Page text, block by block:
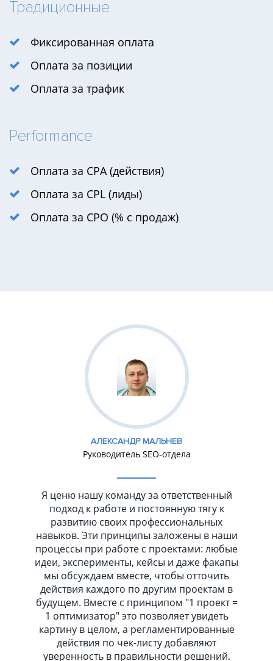
Традиционные
Фиксированная оплата
Оплата за позиции
Оплата за трафик
Performance
Оплата за CPA (действия)
Оплата за CPL (лиды)
Оплата за CPO (% с продаж)
АЛЕКСАНДР МАЛЬНЕВ
Руководитель SEO-отдела
Я ценю нашу команду за ответственный
подход к работе и постоянную тягу к
развитию своих профессиональных
навыков. Эти принципы заложены в наши
процессы при работе с проектами: любые
идеи, эксперименты, кейсы и даже факапы
мы обсуждаем вместе, чтобы отточить
действия каждого по другим проектам в
будущем. Вместе с принципом "1 проект =
1 оптимизатор" это позволяет увидеть
картину в целом, а регламентированные
действия по чек-листу добавляют
уверенность в правильности решений.